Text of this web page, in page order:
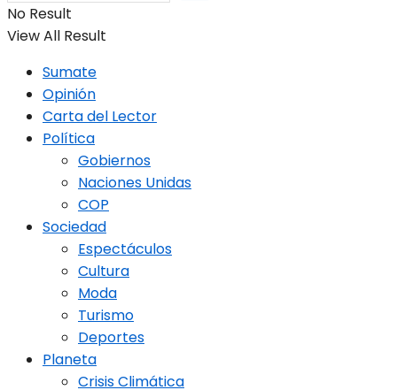
No Result
View All Result
Sumate
Opinión
Carta del Lector
Política
Gobiernos
Naciones Unidas
COP
Sociedad
Espectáculos
Cultura
Moda
Turismo
Deportes
Planeta
Crisis Climática